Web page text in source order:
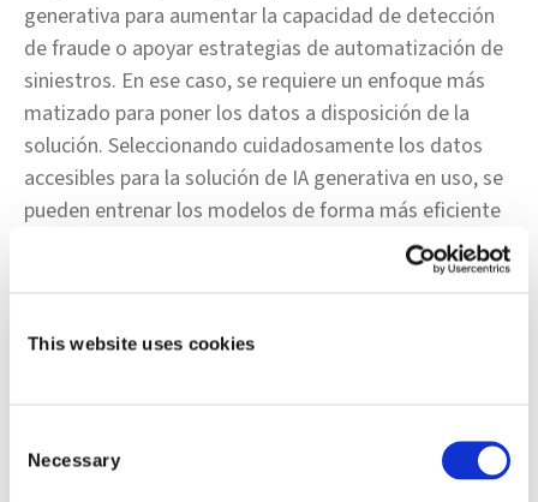
This website uses cookies
Selection
Necessary
generativa para aumentar la capacidad de detección
de fraude o apoyar estrategias de automatización de
siniestros. En ese caso, se requiere un enfoque más
matizado para poner los datos a disposición de la
solución. Seleccionando cuidadosamente los datos
accesibles para la solución de IA generativa en uso, se
pueden entrenar los modelos de forma más eficiente
y eficaz, y garantizar que las respuestas generadas
tengan el contexto correcto y sean realmente
Hacer la IA generativa accesible y escalable
accesible y escalable. Para muchas aseguradoras, eso
significará hacer de la IA generativa una parte integral